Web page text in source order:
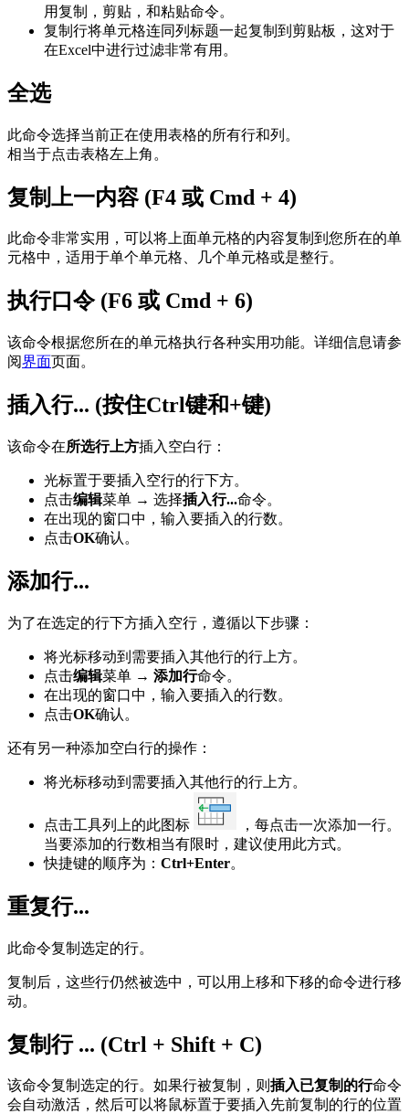
用复制，剪贴，和粘贴命令。
复制行将单元格连同列标题一起复制到剪贴板，这对于
在Excel中进行过滤非常有用。
全选
此命令选择当前正在使用表格的所有行和列。
相当于点击表格左上角。
复制上一内容 (F4 或 Cmd + 4)
此命令非常实用，可以将上面单元格的内容复制到您所在的单
元格中，适用于单个单元格、几个单元格或是整行。
执行口令 (F6 或 Cmd + 6)
该命令根据您所在的单元格执行各种实用功能。详细信息请参
阅界面页面。
插入行... (按住Ctrl键和+键)
该命令在所选行上方插入空白行：
光标置于要插入空行的行下方。
点击编辑菜单 → 选择插入行...命令。
在出现的窗口中，输入要插入的行数。
点击OK确认。
添加行...
为了在选定的行下方插入空行，遵循以下步骤：
将光标移动到需要插入其他行的行上方。
点击编辑菜单 → 添加行命令。
在出现的窗口中，输入要插入的行数。
点击OK确认。
还有另一种添加空白行的操作：
将光标移动到需要插入其他行的行上方。
点击工具列上的此图标
，每点击一次添加一行。
当要添加的行数相当有限时，建议使用此方式。
快捷键的顺序为： Ctrl+Enter。
重复行...
此命令复制选定的行。
复制后，这些行仍然被选中，可以用上移和下移的命令进行移
动。
复制行 ... (Ctrl + Shift + C)
该命令复制选定的行。如果行被复制，则 插入已复制的行命令
会自动激活，然后可以将鼠标置于要插入先前复制的行的位置